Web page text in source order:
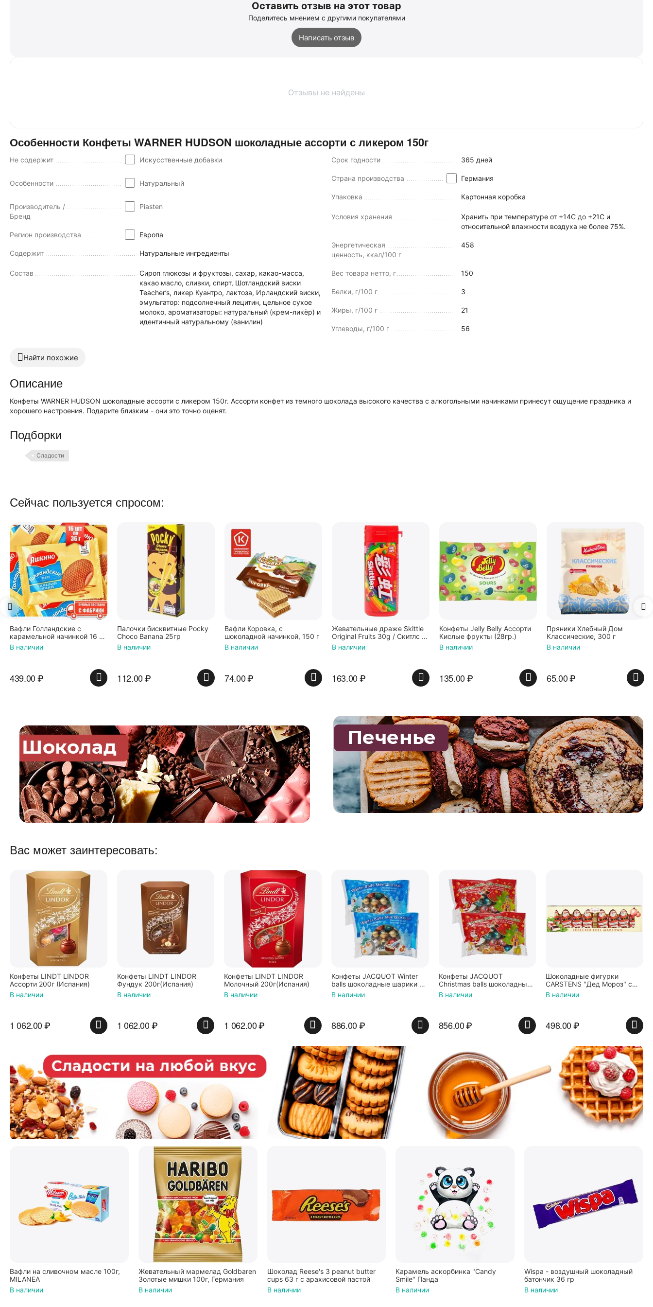
Оставить отзыв на этот товар
Поделитесь мнением с другими покупателями
Написать отзыв
Отзывы не найдены
Особенности Конфеты WARNER HUDSON шоколадные ассорти с ликером 150г
Не содержит Искусственные добавки
Особенности Натуральный
Производитель /
Бренд
Piasten
Регион производства Европа
Содержит Натуральные ингредиенты
Состав
Cироп глюкозы и фруктозы, сахар, какао-масса,
какао масло, сливки, спирт, Шотландский виски
Teacher’s, ликер Куантро, лактоза, Ирландский виски,
эмульгатор: подсолнечный лецитин, цельное сухое
молоко, ароматизаторы: натуральный (крем-ликёр) и
идентичный натуральному (ванилин)
Срок годности 365 дней
Страна производства Германия
Упаковка Картонная коробка
Условия хранения
Хранить при температуре от +14С до +21С и
относительной влажности воздуха не более 75%.
Энергетическая
ценность, ккал/100 г
458
Вес товара нетто, г 150
Белки, г/100 г 3
Жиры, г/100 г 21
Углеводы, г/100 г 56
Найти похожие
Описание
Конфеты WARNER HUDSON шоколадные ассорти с ликером 150г. Ассорти конфет из темного шоколада высокого качества с алкогольными начинками принесут ощущение праздника и
хорошего настроения. Подарите близким - они это точно оценят.
Подборки
Сладости
Сейчас пользуется спросом:
Палочки бисквитные Pocky
Choco Banana 25гр
В наличии
112.00₽
Вафли Коровка, c
шоколадной начинкой, 150 г
В наличии
74.00₽
Жевательные драже Skittle
Original Fruits 30g / Скитлс со
вкусом фруктов 30гр в
красной банке
В наличии
163.00₽
Конфеты Jelly Belly Ассорти
Кислые фрукты (28гр.)
В наличии
135.00₽
Пряники Хлебный Дом
Классические, 300 г
В наличии
65.00₽
Mamba Фрумеладки
Команда Пиратов, мармелад
жевательный с фруктовым
соком и витаминами,
ассорти фруктовых и
ягодных вкусов, 70г / Мамба
В наличии
₽
Вас может заинтересовать:
Конфеты LINDT LINDOR
Ассорти 200г (Испания)
В наличии
1 062.00₽
Конфеты LINDT LINDOR
Фундук 200г(Испания)
В наличии
1 062.00₽
Конфеты LINDT LINDOR
Молочный 200г(Испания)
В наличии
1 062.00₽
Конфеты JACQUOT Winter
balls шоколадные шарики с
молочной начинкой
100г*2шт
В наличии
886.00₽
Конфеты JACQUOT
Christmas balls шоколадные
шарики с ореховой
начинкой 100г*2шт
В наличии
856.00₽
Шоколадные фигурки
CARSTENS "Дед Мороз" c
марципановой начинкой
100г
В наличии
498.00₽
Вафли на сливочном масле 100г,
MILANEA
В наличии
Жевательный мармелад Goldbaren
Золотые мишки 100г, Германия
В наличии
Шоколад Reese's 3 peanut butter
cups 63 г с арахисовой пастой
В наличии
Карамель аскорбинка "Candy
Smile" Панда
В наличии
Wispa - воздушный шоколадный
батончик 36 гр
В наличии